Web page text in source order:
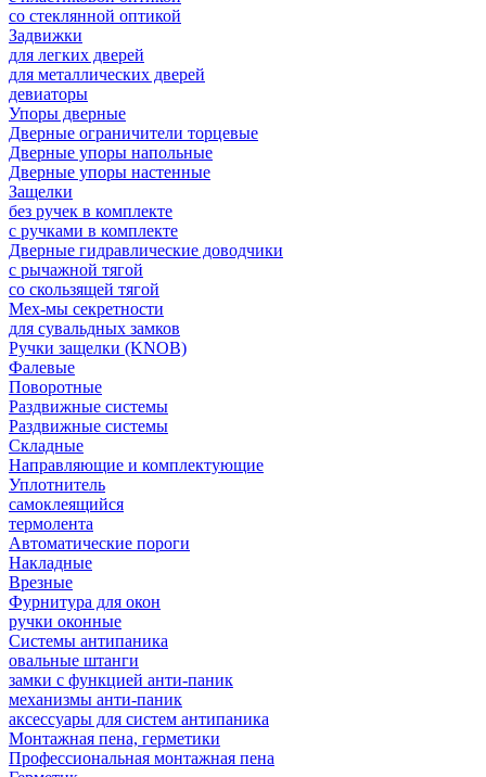
со стеклянной оптикой
Задвижки
для легких дверей
для металлических дверей
девиаторы
Упоры дверные
Дверные ограничители торцевые
Дверные упоры напольные
Дверные упоры настенные
Защелки
без ручек в комплекте
с ручками в комплекте
Дверные гидравлические доводчики
с рычажной тягой
со скользящей тягой
Мех-мы секретности
для сувальдных замков
Ручки защелки (KNOB)
Фалевые
Поворотные
Раздвижные системы
Раздвижные системы
Складные
Направляющие и комплектующие
Уплотнитель
самоклеящийся
термолента
Автоматические пороги
Накладные
Врезные
Фурнитура для окон
ручки оконные
Системы антипаника
овальные штанги
замки с функцией анти-паник
механизмы анти-паник
аксессуары для систем антипаника
Монтажная пена, герметики
Профессиональная монтажная пена